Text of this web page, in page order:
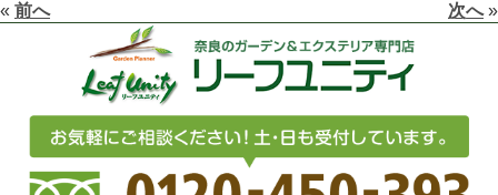
« 前へ 次へ»